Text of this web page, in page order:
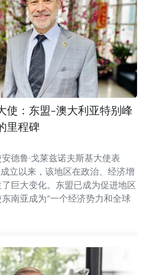
使：东盟-澳大利亚特别峰
里程碑
德鲁·戈莱兹诺夫斯基大使表
立以来，该地区在政治、经济增
巨大变化。东盟已成为促进地区
南亚成为“一个经济势力和全球